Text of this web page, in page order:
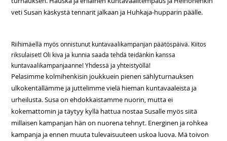
veti Susan käskystä tennarit jalkaan ja Huhkaja-hupparin päälle.
Riihimäellä myös onnistunut kuntavaalikampanjan päätöspäivä. Kiitos
riksulaiset! Oli kiva ja kunnia saada tehdä teidänkin kanssa
kuntavaalikampanjaanne! Yhdessä ja yhteistyöllä!
Pelasimme kolmihenkisin joukkuein pienen sählyturnauksen
ulkokentällämme ja juttelimme vielä hieman kuntavaaleista ja
urheilusta. Susa on ehdokkaistamme nuorin, mutta ei
kokemattomin ja täytyy kyllä hattua nostaa Susalle myös siitä
millaisen kampanjan hän on nuorena tehnyt. Energinen ja rohkea
kampanja ja ennen muuta tulevaisuuteen uskoa luova. Mä toivon